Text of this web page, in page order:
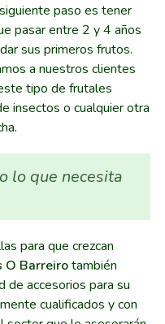
paso es tener
pasar entre 2 y 4 años
sus primeros frutos.
a nuestros clientes
tipo de frutales
insectos o cualquier otra
lo que necesita
para que crezcan
O Barreirotambién
de accesorios para su
cualificados y con